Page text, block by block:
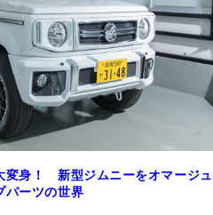
変身！ 新型ジムニーをオマージュ
パーツの世界